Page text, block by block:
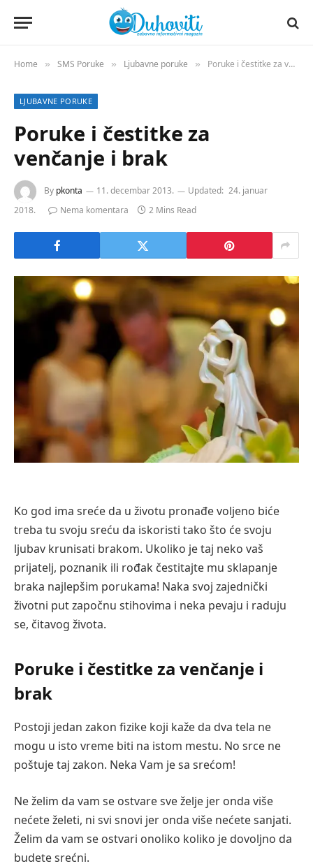
Home » SMS Poruke » Ljubavne poruke » Poruke i čestitke za venčanje i brak
LJUBAVNE PORUKE
Poruke i čestitke za
venčanje i brak
By pkonta 11. decembar 2013. Updated: 24. januar
2018.
Nema komentara 2 Mins Read
Ko god ima sreće da u životu pronađe voljeno biće
treba tu svoju sreću da iskoristi tako što će svoju
ljubav krunisati brakom. Ukoliko je taj neko vaš
prijatelj, poznanik ili rođak čestitajte mu sklapanje
braka najlepšim porukama! Naka svoj zajednički
životni put započnu stihovima i neka pevaju i raduju
se, čitavog života.
Poruke i čestitke za venčanje i
brak
Postoji jedan zakon fizike koji kaže da dva tela ne
mogu u isto vreme biti na istom mestu. No srce ne
poštuje taj zakon. Neka Vam je sa srećom!
Ne želim da vam se ostvare sve želje jer onda više
nećete želeti, ni svi snovi jer onda više nećete sanjati.
Želim da vam se ostvari onoliko koliko je dovoljno da
budete srećni.